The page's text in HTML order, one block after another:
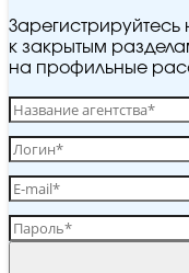
Зарегистрируйтесь
к закрытым
на профильные